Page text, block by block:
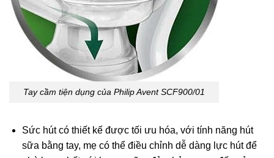
Tay cầm tiện dụng của Philip Avent SCF900/01
Sức hút có thiết kế được tối ưu hóa, với tính năng hút
sữa bằng tay, mẹ có thể điều chỉnh dễ dàng lực hút để